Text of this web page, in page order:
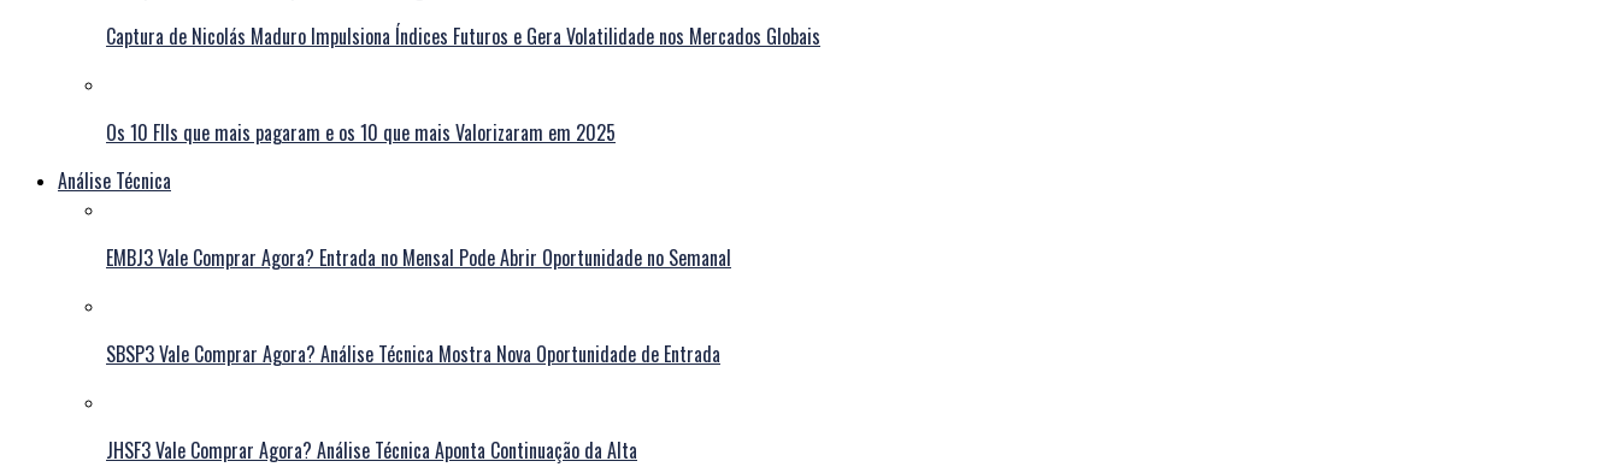
Captura de Nicolás Maduro Impulsiona Índices Futuros e Gera Volatilidade nos Mercados Globais
Os 10 FIIs que mais pagaram e os 10 que mais Valorizaram em 2025
Análise Técnica
EMBJ3 Vale Comprar Agora? Entrada no Mensal Pode Abrir Oportunidade no Semanal
SBSP3 Vale Comprar Agora? Análise Técnica Mostra Nova Oportunidade de Entrada
JHSF3 Vale Comprar Agora? Análise Técnica Aponta Continuação da Alta